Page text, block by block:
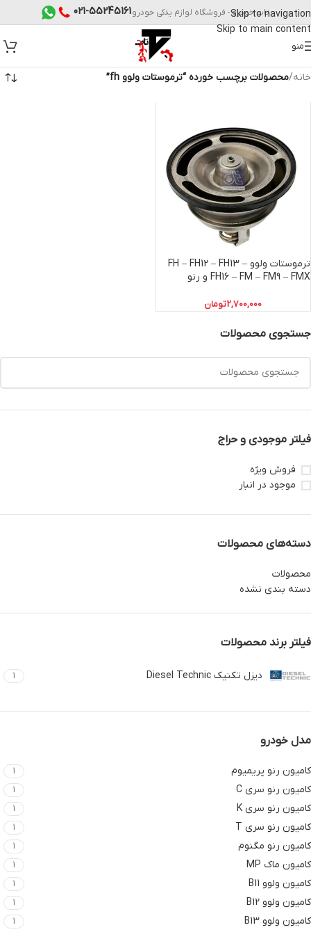
Skip to navigation
Skip to main content
تات خودرو - فروشگاه لوازم یدکی خودرو021-55245161
منو
جستجوی محصولات
فیلتر موجودی و حراج
فروش ویژه
موجود در انبار
دسته‌های محصولات
محصولات
دسته بندی نشده
فیلتر برند محصولات
دیزل تکنیک Diesel Technic 1
مدل خودرو
کامیون رنو پریمیوم 1
کامیون رنو سری C 1
کامیون رنو سری K 1
کامیون رنو سری T 1
کامیون رنو مگنوم 1
کامیون ماک MP 1
کامیون ولوو B11 1
کامیون ولوو B12 1
کامیون ولوو B13 1
خانه/محصولات برچسب خورده “ترموستات ولوو fh”
ترموستات ولوو FH – FH12 – FH13 –
FH16 – FM – FM9 – FMX و رنو
2,700,000تومان